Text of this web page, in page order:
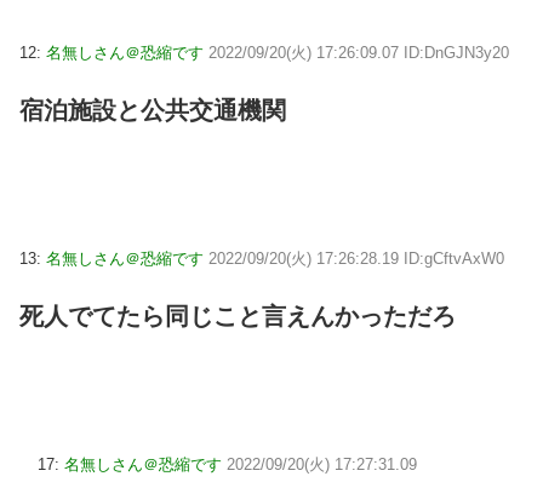
12: 名無しさん＠恐縮です 2022/09/20(火) 17:26:09.07 ID:DnGJN3y20
宿泊施設と公共交通機関
13: 名無しさん＠恐縮です 2022/09/20(火) 17:26:28.19 ID:gCftvAxW0
死人でてたら同じこと言えんかっただろ
17: 名無しさん＠恐縮です 2022/09/20(火) 17:27:31.09